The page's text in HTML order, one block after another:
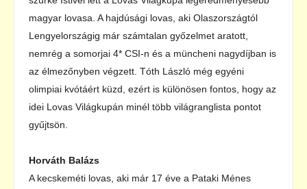
magyar lovasa. A hajdúsági lovas, aki Olaszországtól
Lengyelországig már számtalan győzelmet aratott,
nemrég a somorjai 4* CSI-n és a müncheni nagydíjban is
az élmezőnyben végzett. Tóth László még egyéni
olimpiai kvótáért küzd, ezért is különösen fontos, hogy az
idei Lovas Világkupán minél több világranglista pontot
gyűjtsön.
Horváth Balázs
A kecskeméti lovas, aki már 17 éve a Pataki Ménes